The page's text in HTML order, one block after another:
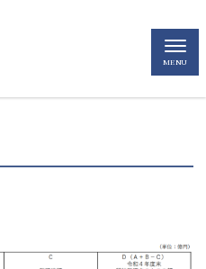
MENU